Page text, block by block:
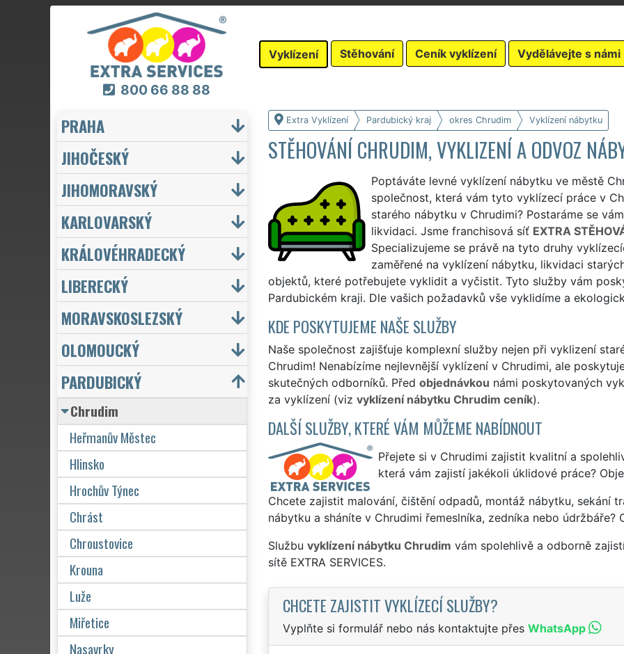
800 66 88 88
Vyklízení Stěhování Ceník vyklízení Vydělávejte s námi
Extra Vyklízení Pardubický kraj okres Chrudim Vyklízení nábytku
STĚHOVÁNÍ CHRUDIM, VYKLIZENÍ A ODVOZ
Poptáváte levné vyklízení nábytku ve městě
společnost, která vám tyto vyklízecí práce v
starého nábytku v Chrudimi? Postaráme se
likvidaci. Jsme franchisová síť EXTRA
Specializujeme se právě na tyto druhy
zaměřené na vyklízení nábytku, likvidaci
objektů, které potřebujete vyklidit a vyčistit. Tyto služby vám
Pardubickém kraji. Dle vašich požadavků vše vyklidíme a
KDE POSKYTUJEME NAŠE SLUŽBY
Naše společnost zajišťuje komplexní služby nejen při vyklizení
Chrudim! Nenabízíme nejlevnější vyklízení v Chrudimi, ale
skutečných odborníků. Před objednávkou námi poskytovaných
za vyklízení (viz vyklízení nábytku Chrudim ceník).
DALŠÍ SLUŽBY, KTERÉ VÁM MŮŽEME NABÍDNOUT
Přejete si v Chrudimi zajistit kvalitní a
která vám zajistí jakékoli úklidové práce?
Chcete zajistit malování, čištění odpadů, montáž nábytku, sekání
nábytku a sháníte v Chrudimi řemeslníka, zedníka nebo údržbáře?
Službu vyklízení nábytku Chrudim vám spolehlivě a odborně
sítě EXTRA SERVICES.
CHCETE ZAJISTIT VYKLÍZECÍ SLUŽBY?
Vyplňte si formulář nebo nás kontaktujte přes WhatsApp
PRAHA
JIHOČESKÝ
JIHOMORAVSKÝ
KARLOVARSKÝ
KRÁLOVÉHRADECKÝ
LIBERECKÝ
MORAVSKOSLEZSKÝ
OLOMOUCKÝ
PARDUBICKÝ
Chrudim
Heřmanův Městec
Hlinsko
Hrochův Týnec
Chrást
Chroustovice
Krouna
Luže
Miřetice
Nasavrky